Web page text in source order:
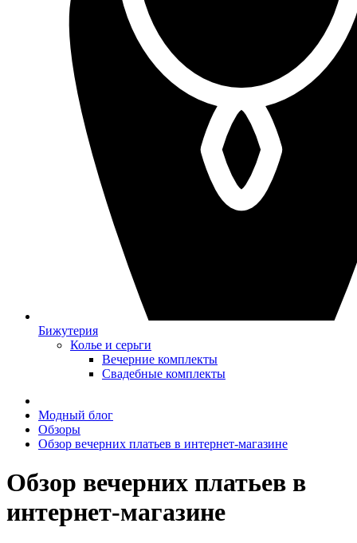
Бижутерия
Колье и серьги
Вечерние комплекты
Свадебные комплекты
Модный блог
Обзоры
Обзор вечерних платьев в интернет-магазине
Обзор вечерних платьев в
интернет-магазине